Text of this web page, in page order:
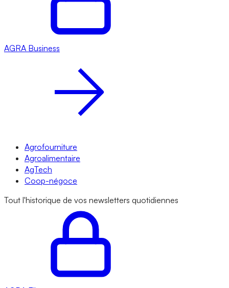
AGRA Business
Agrofourniture
Agroalimentaire
AgTech
Coop-négoce
Tout l'historique de vos newsletters quotidiennes